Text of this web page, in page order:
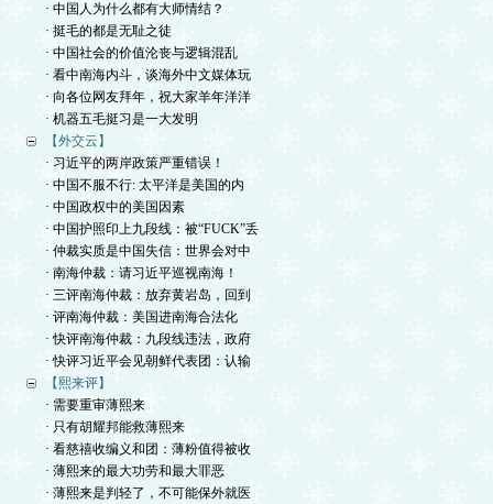
· 中国人为什么都有大师情结？
· 挺毛的都是无耻之徒
· 中国社会的价值沦丧与逻辑混乱
· 看中南海内斗，谈海外中文媒体玩
· 向各位网友拜年，祝大家羊年洋洋
· 机器五毛挺习是一大发明
【外交云】
· 习近平的两岸政策严重错误！
· 中国不服不行: 太平洋是美国的内
· 中国政权中的美国因素
· 中国护照印上九段线：被“FUCK”丢
· 仲裁实质是中国失信：世界会对中
· 南海仲裁：请习近平巡视南海！
· 三评南海仲裁：放弃黄岩岛，回到
· 评南海仲裁：美国进南海合法化
· 快评南海仲裁：九段线违法，政府
· 快评习近平会见朝鲜代表团：认输
【熙来评】
· 需要重审薄熙来
· 只有胡耀邦能救薄熙来
· 看慈禧收编义和团：薄粉值得被收
· 薄熙来的最大功劳和最大罪恶
· 薄熙来是判轻了，不可能保外就医